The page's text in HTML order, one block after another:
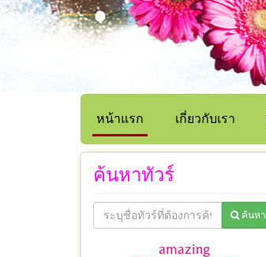
หน้าแรก เกี่ยวกับเรา
ค้นหาทัวร์
ค้นหา